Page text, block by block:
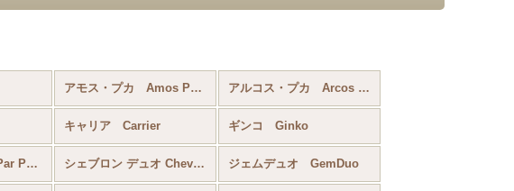
アモス・プカ Amos Par Puca アルコス・プカ Arcos Par Puca
キャリア Carrier ギンコ Ginko
コス・プカ Kos Par Puka シェブロン デュオ Chevron Duo ジェムデュオ GemDuo